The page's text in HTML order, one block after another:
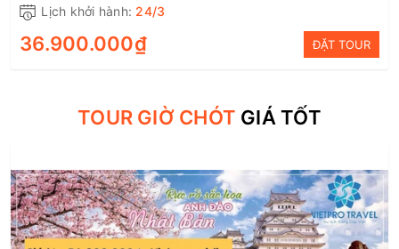
Lịch khởi hành: 24/3
Thời gian: 6 ngày 5 đêm
36.900.000₫ ĐẶT TOUR
TOUR GIỜ CHÓT GIÁ TỐT